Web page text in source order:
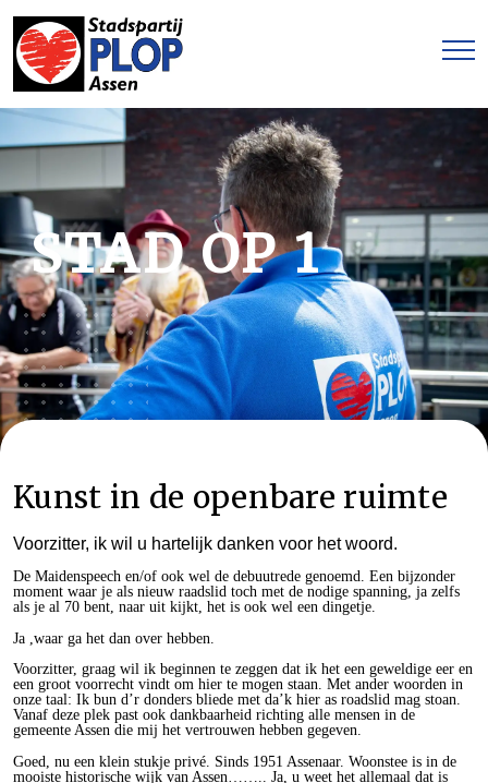
STAD OP 1
Kunst in de openbare ruimte
Voorzitter, ik wil u hartelijk danken voor het woord.
De Maidenspeech en/of ook wel de debuutrede genoemd. Een bijzonder
moment waar je als nieuw raadslid toch met de nodige spanning, ja zelfs
als je al 70 bent, naar uit kijkt, het is ook wel een dingetje.
Ja ,waar ga het dan over hebben.
Voorzitter, graag wil ik beginnen te zeggen dat ik het een geweldige eer en
een groot voorrecht vindt om hier te mogen staan. Met ander woorden in
onze taal: Ik bun d’r donders bliede met da’k hier as roadslid mag stoan.
Vanaf deze plek past ook dankbaarheid richting alle mensen in de
gemeente Assen die mij het vertrouwen hebben gegeven.
Goed, nu een klein stukje privé. Sinds 1951 Assenaar. Woonstee is in de
mooiste historische wijk van Assen…….. Ja, u weet het allemaal dat is